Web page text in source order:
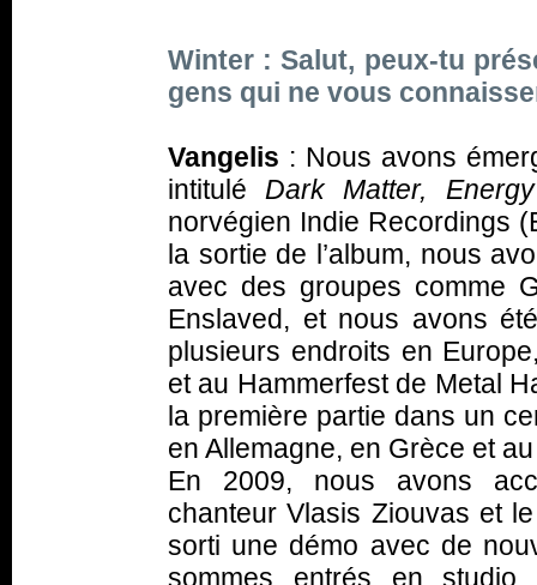
Winter : Salut, peux-tu
gens qui ne vous
Vangelis : Nous avons
intitulé Dark Matter,
norvégien Indie Recordings
la sortie de l’album, nous
avec des groupes comme
Enslaved, et nous avons
plusieurs endroits en
et au Hammerfest de Metal
la première partie dans un
en Allemagne, en Grèce et
En 2009, nous avons
chanteur Vlasis Ziouvas et
sorti une démo avec de
sommes entrés en